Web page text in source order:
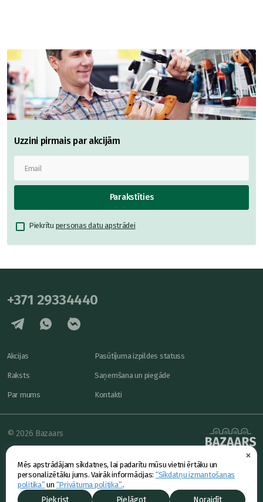
×
Mēs apstrādājam sīkdatnes, lai padarītu mūsu vietni ērtāku un
personalizētāku jums. Vairāk informācijas: “Sīkdatņu izmantošanas
politika” un “Privātuma politika”..
Piekrist Pielāgot Noraidīt
Uzzini pirmais par akcijām
Parakstīties
Piekrītu personas datu apstrādei
+371 29334440
Akcijas
Raksts
Par mums
Pasūtījuma izpildes statuss
Saņemšana un piegāde
Kontakti
powered by
© 2026 Bazaars
Konfidencialitāte
Piedāvājums